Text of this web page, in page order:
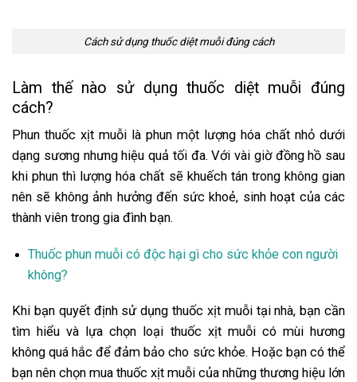
Cách sử dụng thuốc diệt muỗi đúng cách
Làm thế nào sử dụng thuốc diệt muỗi đúng
cách?
Phun thuốc xịt muỗi là phun một lượng hóa chất nhỏ dưới
dạng sương nhưng hiệu quả tối đa. Với vài giờ đồng hồ sau
khi phun thì lượng hóa chất sẽ khuếch tán trong không gian
nên sẽ không ảnh hưởng đến sức khoẻ, sinh hoạt của các
thành viên trong gia đình bạn.
Thuốc phun muỗi có độc hại gì cho sức khỏe con người
không?
Khi bạn quyết định sử dụng thuốc xịt muỗi tại nhà, bạn cần
tìm hiểu và lựa chọn loại thuốc xịt muỗi có mùi hương
không quá hắc để đảm bảo cho sức khỏe. Hoặc bạn có thể
bạn nên chọn mua thuốc xịt muỗi của những thương hiệu lớn